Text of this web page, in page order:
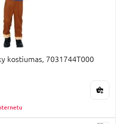
kostiumas, 7031744T000